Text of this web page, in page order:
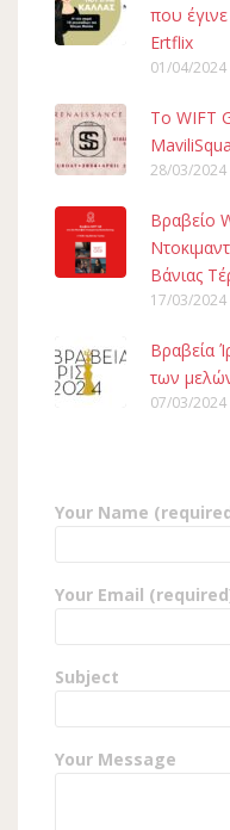
που
Ertflix
01/04/2024
To WIFT
28/03/2024
Βραβείο
Βάνιας
17/03/2024
Βραβεία
των
07/03/2024
Your Name
Your Email
Subject
Your Message